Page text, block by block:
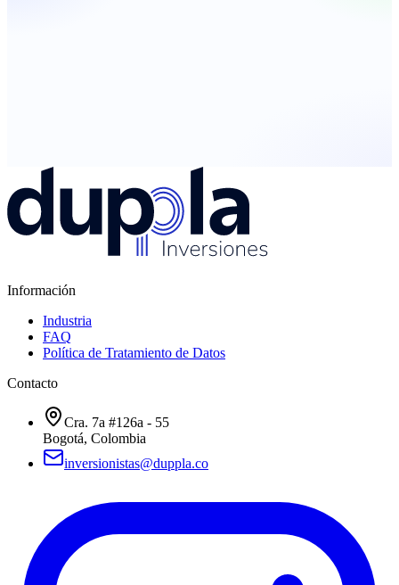
Información
Industria
FAQ
Política de Tratamiento de Datos
Contacto
Cra. 7a #126a - 55
Bogotá, Colombia
inversionistas@duppla.co